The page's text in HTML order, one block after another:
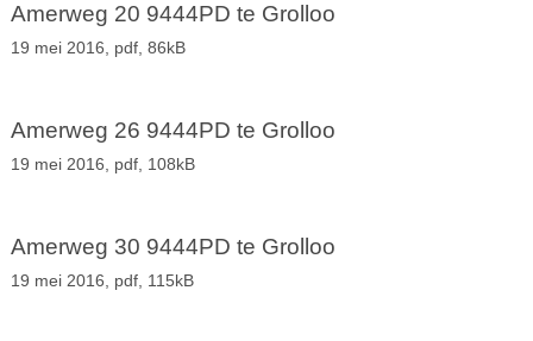
Amerweg 20 9444PD te Grolloo
19 mei 2016, pdf, 86kB
Amerweg 26 9444PD te Grolloo
19 mei 2016, pdf, 108kB
Amerweg 30 9444PD te Grolloo
19 mei 2016, pdf, 115kB